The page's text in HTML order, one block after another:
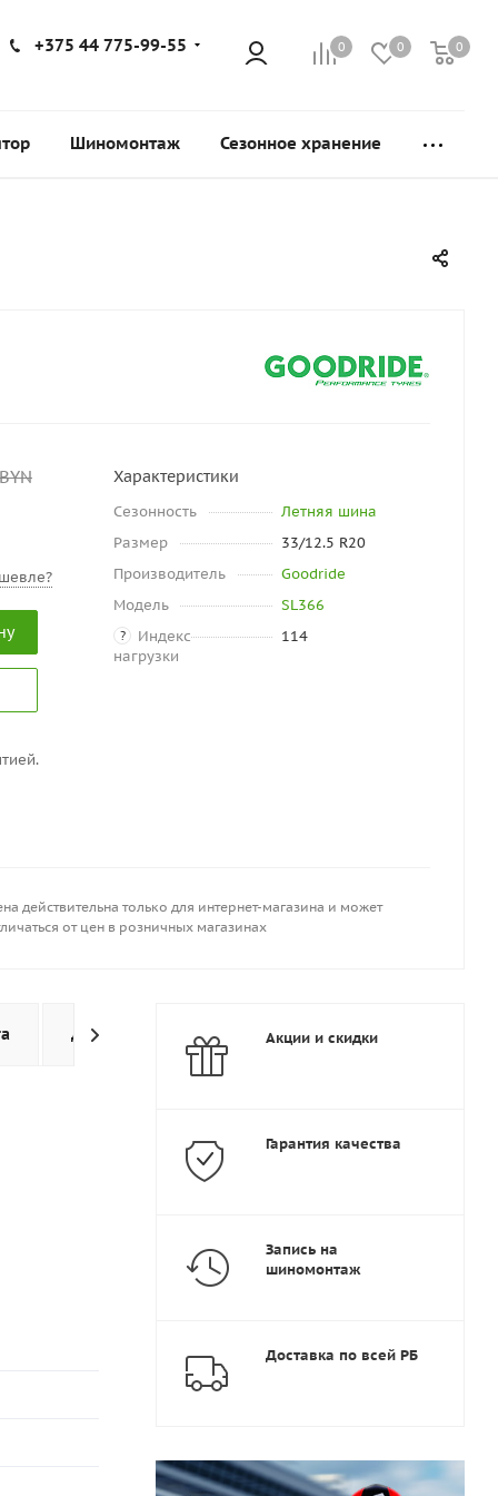
0 0 0
+375 44 775-99-55
Шиномонтаж Сезонное хранение
Характеристики
Сезонность
Летняя шина
Размер
33/12.5 R20
Производитель
Goodride
Модель
SL366
?
Индекс
нагрузки
114
действительна только для интернет-магазина и может
от цен в розничных магазинах
Доставка Дополнительно
Акции и скидки
Гарантия качества
Запись на
шиномонтаж
Доставка по всей РБ